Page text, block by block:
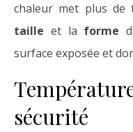
chaleur met plus
taille et la forme
surface exposée et
sécurité